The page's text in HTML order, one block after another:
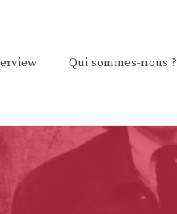
Qui sommes-nous ?